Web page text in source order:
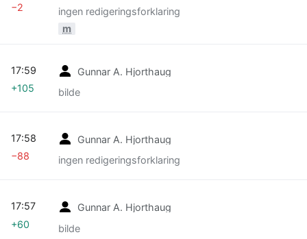
ingen redigeringsforklaring
m
−2
Gunnar A. Hjorthaug
bilde
17:59
+105
Gunnar A. Hjorthaug
ingen redigeringsforklaring
17:58
−88
Gunnar A. Hjorthaug
bilde
17:57
+60